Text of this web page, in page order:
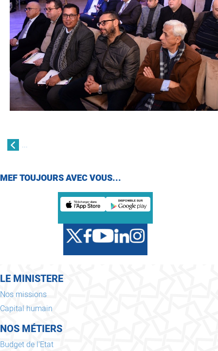
...
MEF TOUJOURS AVEC VOUS...
LE MINISTERE
Nos missions
Capital humain
NOS MÉTIERS
Budget de l'Etat